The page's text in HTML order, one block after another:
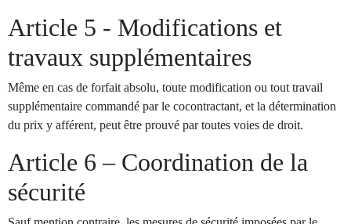
Article 5 - Modifications et
travaux supplémentaires
Même en cas de forfait absolu, toute modification ou tout travail
supplémentaire commandé par le cocontractant, et la détermination
du prix y afférent, peut être prouvé par toutes voies de droit.
Article 6 – Coordination de la
sécurité